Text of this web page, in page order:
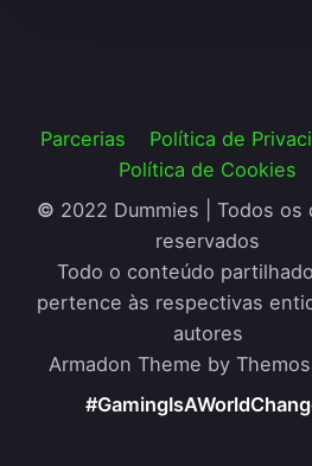
Parcerias
Política de
Política de Cookies
© 2022 Dummies | Todos os
reservados
Todo o conteúdo
pertence às respectivas
autores
Armadon Theme by